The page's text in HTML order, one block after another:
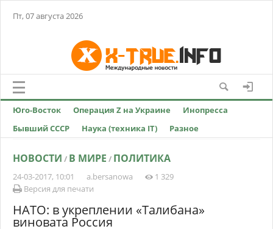
Пт, 07 августа 2026
Юго-Восток Операция Z на Украине
Инопресса
Бывший СССР
Наука (техника IT) Разное
НОВОСТИ / В МИРЕ / ПОЛИТИКА
24-03-2017, 10:01 a.bersanowa
1 329
Версия для печати
НАТО: в укреплении «Талибана»
виновата Россия